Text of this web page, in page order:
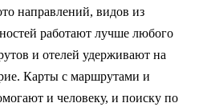
направлений, видов из
работают лучше любого
и отелей удерживают на
Карты с маршрутами и
и человеку, и поиску по